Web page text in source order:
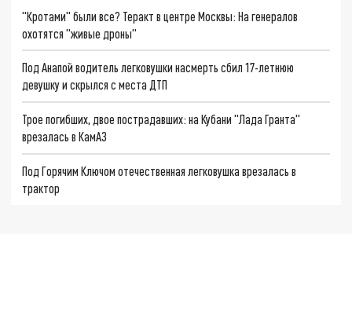
"Кротами" были все? Теракт в центре Москвы: На генералов
охотятся "живые дроны"
Под Анапой водитель легковушки насмерть сбил 17-летнюю
девушку и скрылся с места ДТП
Трое погибших, двое пострадавших: на Кубани "Лада Гранта"
врезалась в КамАЗ
Под Горячим Ключом отечественная легковушка врезалась в
трактор